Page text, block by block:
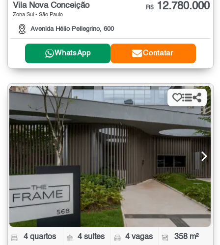
Vila Nova Conceição
Zona Sul - São Paulo
Avenida Hélio Pellegrino, 600
R$ 12.780.000
WhatsApp Contatar
4 quartos 4 suítes 4 vagas 358 m²